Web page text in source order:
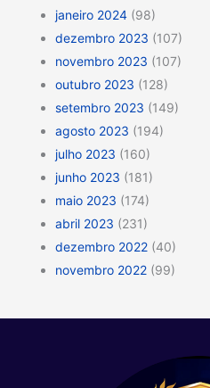
janeiro 2024 (98)
dezembro 2023 (107)
novembro 2023 (107)
outubro 2023 (128)
setembro 2023 (149)
agosto 2023 (194)
julho 2023 (160)
junho 2023 (181)
maio 2023 (174)
abril 2023 (231)
dezembro 2022 (40)
novembro 2022 (99)